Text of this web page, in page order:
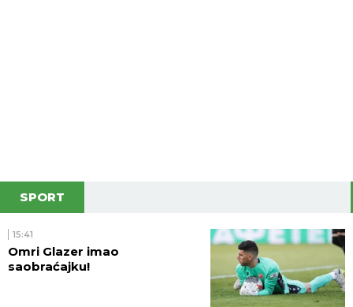
SPORT
15:41
Omri Glazer imao
saobraćajku!